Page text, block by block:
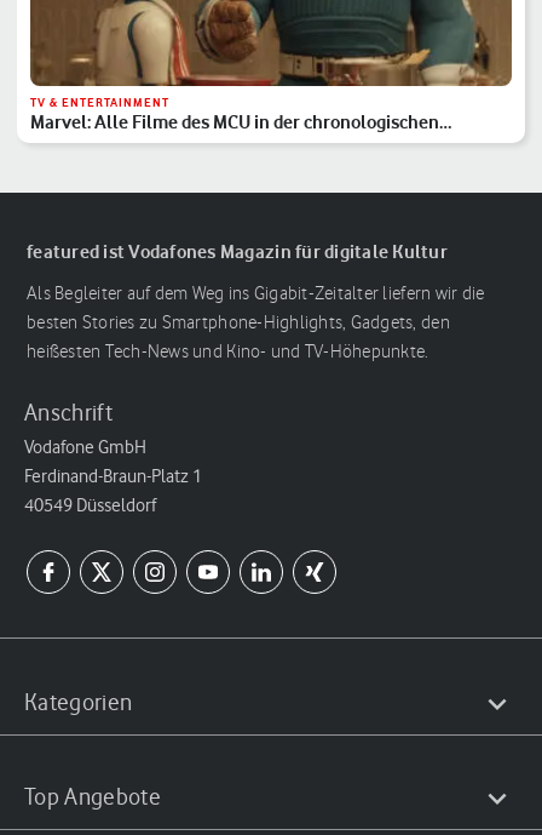
TV & ENTERTAINMENT
Marvel: Alle Filme des MCU in der chronologischen
Reihenfolge
featured ist Vodafones Magazin für digitale Kultur
Als Begleiter auf dem Weg ins Gigabit-Zeitalter liefern wir die
besten Stories zu Smartphone-Highlights, Gadgets, den
heißesten Tech-News und Kino- und TV-Höhepunkte.
Anschrift
Vodafone GmbH
Ferdinand-Braun-Platz 1
40549 Düsseldorf
Kategorien
Top Angebote